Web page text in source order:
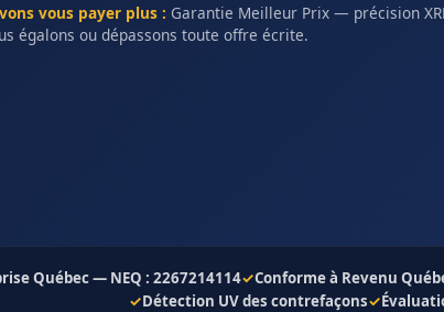
vous payer plus : Garantie Meilleur Prix — précision
égalons ou dépassons toute offre écrite.
Québec — NEQ : 2267214114✓Conforme à Revenu
✓Détection UV des contrefaçons✓